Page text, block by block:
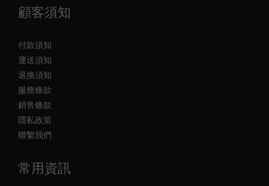
顧客須知
付款須知
運送須知
退換須知
服務條款
銷售條款
隱私政策
聯繫我們
常用資訊